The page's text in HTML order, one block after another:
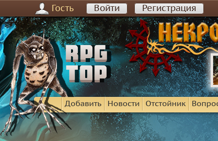
Гость Войти Регистрация
Добавить Новости Отстойник